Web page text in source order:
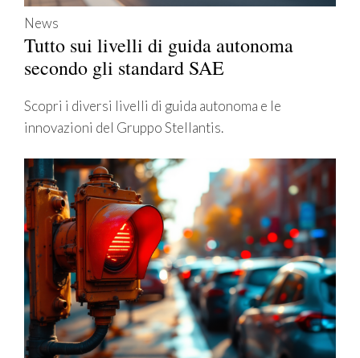
News
Tutto sui livelli di guida autonoma
secondo gli standard SAE
Scopri i diversi livelli di guida autonoma e le
innovazioni del Gruppo Stellantis.